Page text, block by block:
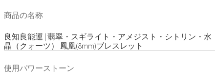
商品の名称
良知良能運 | 翡翠・スギライト・アメジスト・シトリン・水
晶（クォーツ） 鳳凰(8mm)ブレスレット
使用パワーストーン